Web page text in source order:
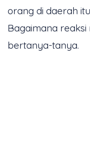
orang di daerah
Bagaimana
bertanya-tanya.